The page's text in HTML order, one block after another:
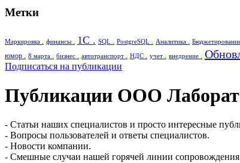
Метки
Маркировка . финансы . 1С . SQL . PostgreSQL . Аналитика . Бюджетирование
юмор . 8 марта . бизнес . автотранспорт . НДС . учет . внедрение .
Подписаться на публикации
Публикации ООО
- Статьи наших специалистов и просто интересные
- Вопросы пользователей и ответы специалистов.
- Новости компании.
- Смешные случаи нашей горячей линии сопровождения